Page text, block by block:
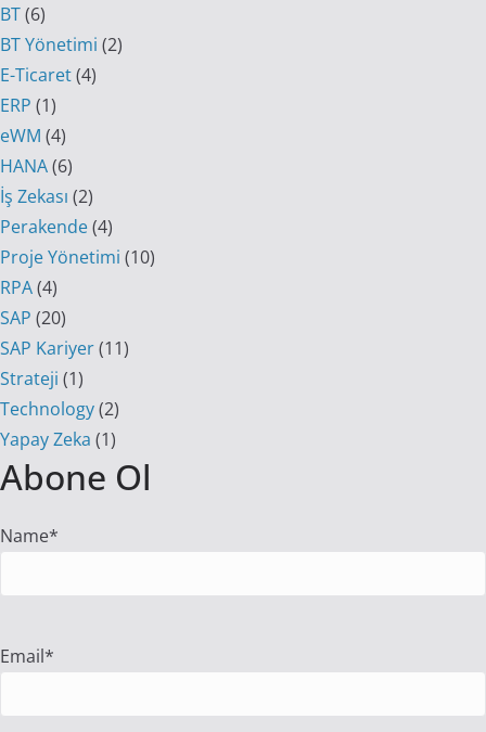
BT(6)
BT Yönetimi (2)
E-Ticaret(4)
ERP (1)
eWM (4)
HANA(6)
İş Zekası (2)
Perakende(4)
Proje Yönetimi (10)
RPA(4)
SAP (20)
SAP Kariyer(11)
Strateji (1)
Technology(2)
Yapay Zeka (1)
Abone Ol
Name*
Email*